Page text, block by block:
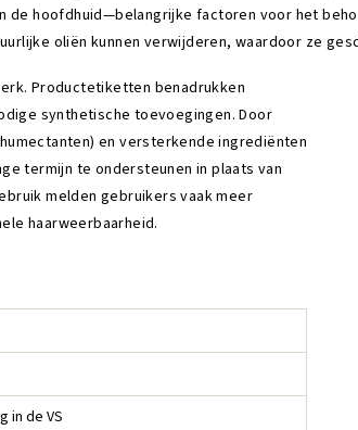
hoofdhuid—belangrijke factoren voor het
oliën kunnen verwijderen, waardoor ze
Productetiketten benadrukken
synthetische toevoegingen. Door
en versterkende ingrediënten
termijn te ondersteunen in plaats van
melden gebruikers vaak meer
haarweerbaarheid.
in de VS